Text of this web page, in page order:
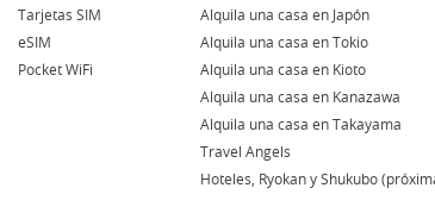
Tarjetas SIM
eSIM
Pocket WiFi
Alquila una casa en Japón
Alquila una casa en Tokio
Alquila una casa en Kioto
Alquila una casa en Kanazawa
Alquila una casa en Takayama
Travel Angels
Hoteles, Ryokan y Shukubo